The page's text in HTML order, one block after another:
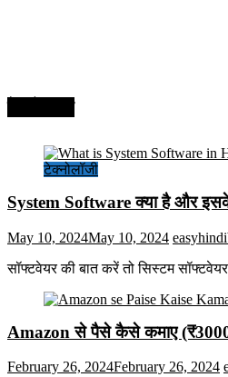
टेक्नोलॉजी
System Software क्या है और
May 10, 2024May 10, 2024
सॉफ्टवेयर की बात करें तो सिस्टम
Amazon से पैसे कैसे कमाए
February 26, 2024February 26, 2024